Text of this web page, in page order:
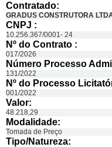
Contratado:
GRADUS CONSTRUTORA
CNPJ :
10.256.367/0001- 24
Nº do Contrato :
017/2026
Número Processo
131/2022
Nº do Processo
001/2022
Valor:
48.218,29
Modalidade:
Tomada de Preço
Tipo/Natureza: